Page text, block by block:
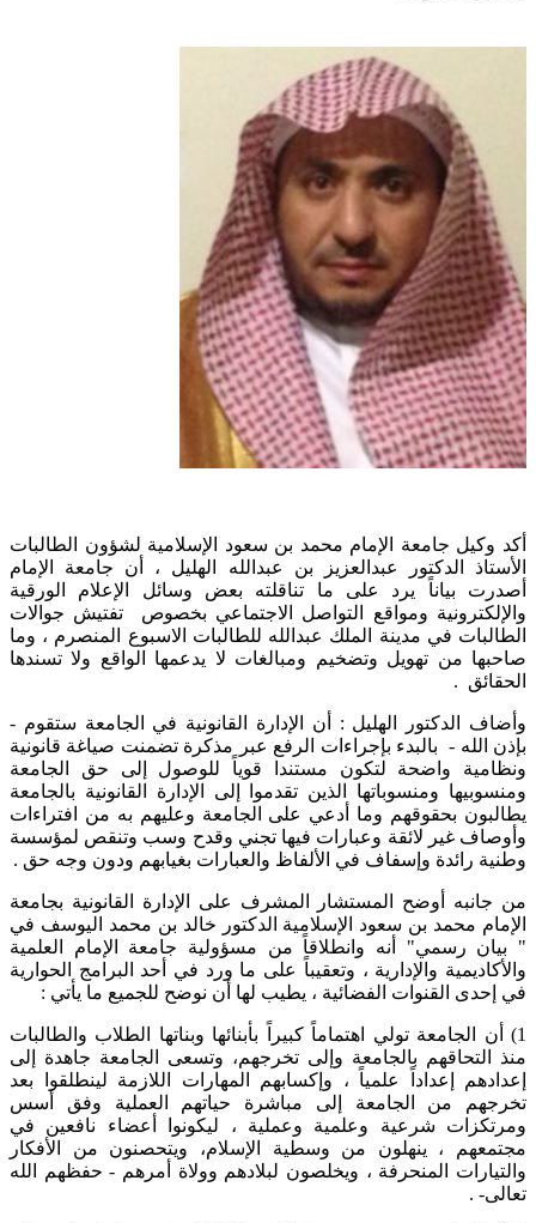
أكد وكيل جامعة الإمام محمد بن سعود الإسلامية لشؤون الطالبات
الأستاذ الدكتور عبدالعزيز بن عبدالله الهليل ، أن جامعة الإمام
أصدرت بياناً يرد على ما تناقلته بعض وسائل الإعلام الورقية
والإلكترونية ومواقع التواصل الاجتماعي بخصوص تفتيش جوالات
الطالبات في مدينة الملك عبدالله للطالبات الاسبوع المنصرم ، وما
صاحبها من تهويل وتضخيم ومبالغات لا يدعمها الواقع ولا تسندها
الحقائق .
وأضاف الدكتور الهليل : أن الإدارة القانونية في الجامعة ستقوم -
بإذن الله - بالبدء بإجراءات الرفع عبر مذكرة تضمنت صياغة قانونية
ونظامية واضحة لتكون مستندا قوياً للوصول إلى حق الجامعة
ومنسوبيها ومنسوباتها الذين تقدموا إلى الإدارة القانونية بالجامعة
يطالبون بحقوقهم وما أدعي على الجامعة وعليهم به من افتراءات
وأوصاف غير لائقة وعبارات فيها تجني وقدح وسب وتنقص لمؤسسة
وطنية رائدة وإسفاف في الألفاظ والعبارات بغيابهم ودون وجه حق .
من جانبه أوضح المستشار المشرف على الإدارة القانونية بجامعة
الإمام محمد بن سعود الإسلامية الدكتور خالد بن محمد اليوسف في
" بيان رسمي" أنه وانطلاقاً من مسؤولية جامعة الإمام العلمية
والأكاديمية والإدارية ، وتعقيباً على ما ورد في أحد البرامج الحوارية
في إحدى القنوات الفضائية ، يطيب لها أن نوضح للجميع ما يأتي :
1) أن الجامعة تولي اهتماماً كبيراً بأبنائها وبناتها الطلاب والطالبات
منذ التحاقهم بالجامعة وإلى تخرجهم، وتسعى الجامعة جاهدة إلى
إعدادهم إعداداً علمياً ، وإكسابهم المهارات اللازمة لينطلقوا بعد
تخرجهم من الجامعة إلى مباشرة حياتهم العملية وفق أسس
ومرتكزات شرعية وعلمية وعملية ، ليكونوا أعضاء نافعين في
مجتمعهم ، ينهلون من وسطية الإسلام، ويتحصنون من الأفكار
والتيارات المنحرفة ، ويخلصون لبلادهم وولاة أمرهم - حفظهم الله
تعالى- .